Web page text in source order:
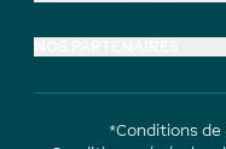
*Conditions